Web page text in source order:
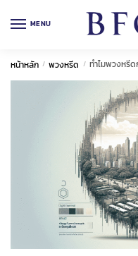
MENU
หน้าหลัก / พวงหรีด / ทำไมพวงหรีด